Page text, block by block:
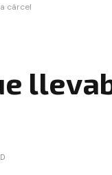
cárcel